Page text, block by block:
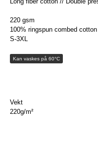
220 gsm
100% ringspun combed cotton
S-3XL
Kan vaskes på 60°C
Vekt
220g/m²